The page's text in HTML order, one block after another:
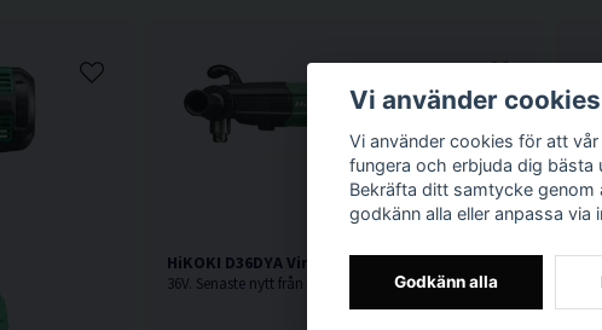
HiKOKI D36DYA Vinkelborrmaskin 36V
Vi använder cookies
Vi använder cookies för att
fungera och erbjuda dig bästa
Bekräfta ditt samtycke genom
godkänn alla eller anpassa via
Godkänn alla